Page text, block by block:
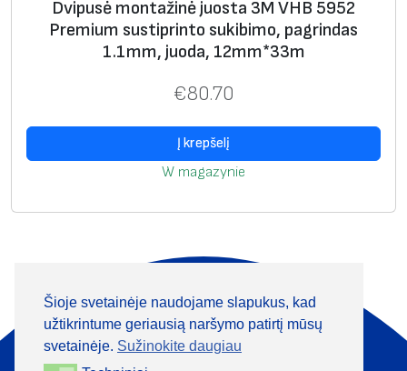
Dvipusė montažinė juosta 3M VHB 5952
Premium sustiprinto sukibimo, pagrindas
1.1mm, juoda, 12mm*33m
€80.70
Į krepšelį
W magazynie
Apie mus
Produktai
Informacija
Šioje svetainėje naudojame slapukus, kad
užtikrintume geriausią naršymo patirtį mūsų
svetainėje. Sužinokite daugiau